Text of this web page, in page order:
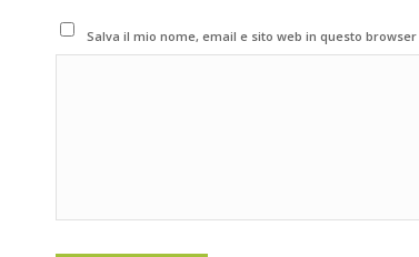
Salva il mio nome, email e sito web in questo